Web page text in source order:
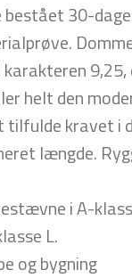
bestået 30-
9,25,
helt den
tilfulde kravet i
længde.
i A-
L.
og bygning